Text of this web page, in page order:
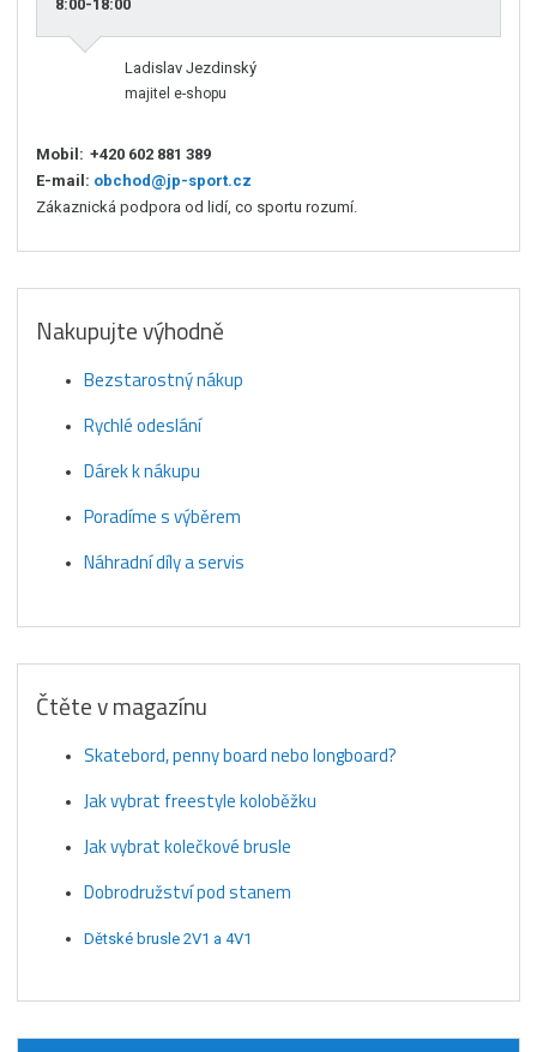
8:00-18:00
Ladislav Jezdinský
majitel e-shopu
Mobil: +420 602 881 389
E-mail: obchod@jp-sport.cz
Zákaznická podpora od lidí, co sportu rozumí.
Nakupujte výhodně
Bezstarostný nákup
Rychlé odeslání
Dárek k nákupu
Poradíme s výběrem
Náhradní díly a servis
Čtěte v magazínu
Skatebord, penny board nebo longboard?
Jak vybrat freestyle koloběžku
Jak vybrat kolečkové brusle
Dobrodružství pod stanem
Dětské brusle 2V1 a 4V1